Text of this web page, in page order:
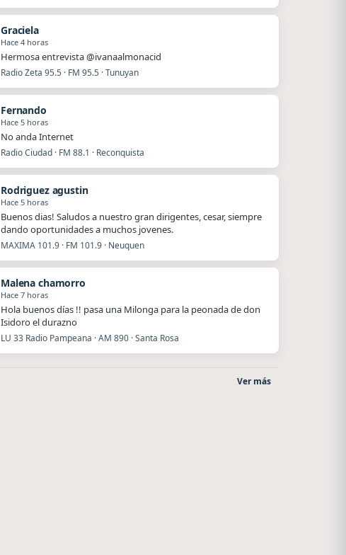
Graciela
Hace 4 horas
Hermosa entrevista @ivanaalmonacid
Radio Zeta 95.5 · FM 95.5 · Tunuyan
Fernando
Hace 5 horas
No anda Internet
Radio Ciudad · FM 88.1 · Reconquista
Rodriguez agustin
Hace 5 horas
Buenos dias! Saludos a nuestro gran dirigentes, cesar, siempre
dando oportunidades a muchos jovenes.
MAXIMA 101.9 · FM 101.9 · Neuquen
Malena chamorro
Hace 7 horas
Hola buenos días !! pasa una Milonga para la peonada de don
Isidoro el durazno
LU 33 Radio Pampeana · AM 890 · Santa Rosa
Ver más